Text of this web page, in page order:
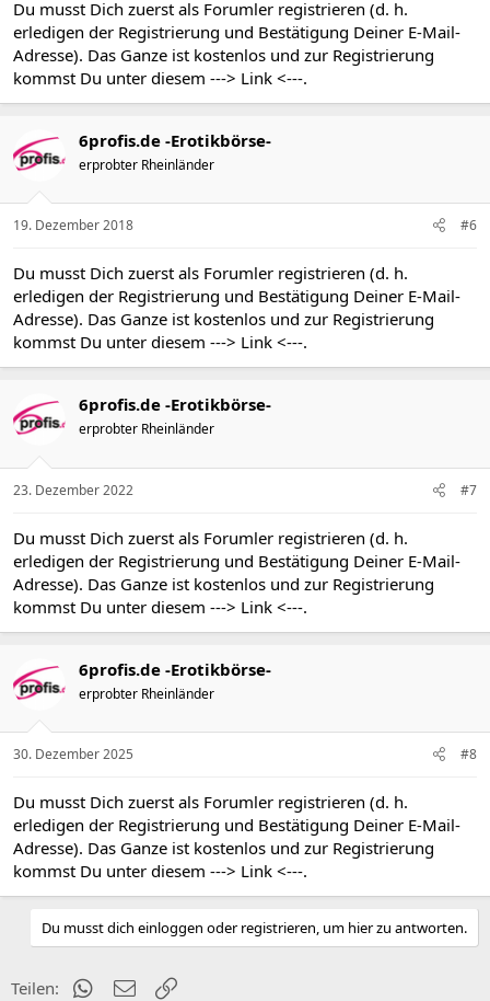
Du musst Dich zuerst als Forumler registrieren (d. h.
erledigen der Registrierung und Bestätigung Deiner E-Mail-
Adresse). Das Ganze ist kostenlos und zur Registrierung
kommst Du unter diesem ---> Link <---.
6profis.de -Erotikbörse-
erprobter Rheinländer
19. Dezember 2018 #6
Du musst Dich zuerst als Forumler registrieren (d. h.
erledigen der Registrierung und Bestätigung Deiner E-Mail-
Adresse). Das Ganze ist kostenlos und zur Registrierung
kommst Du unter diesem ---> Link <---.
6profis.de -Erotikbörse-
erprobter Rheinländer
23. Dezember 2022 #7
Du musst Dich zuerst als Forumler registrieren (d. h.
erledigen der Registrierung und Bestätigung Deiner E-Mail-
Adresse). Das Ganze ist kostenlos und zur Registrierung
kommst Du unter diesem ---> Link <---.
6profis.de -Erotikbörse-
erprobter Rheinländer
30. Dezember 2025 #8
Du musst Dich zuerst als Forumler registrieren (d. h.
erledigen der Registrierung und Bestätigung Deiner E-Mail-
Adresse). Das Ganze ist kostenlos und zur Registrierung
kommst Du unter diesem ---> Link <---.
Du musst dich einloggen oder registrieren, um hier zu antworten.
Teilen: WhatsApp
E-Mail